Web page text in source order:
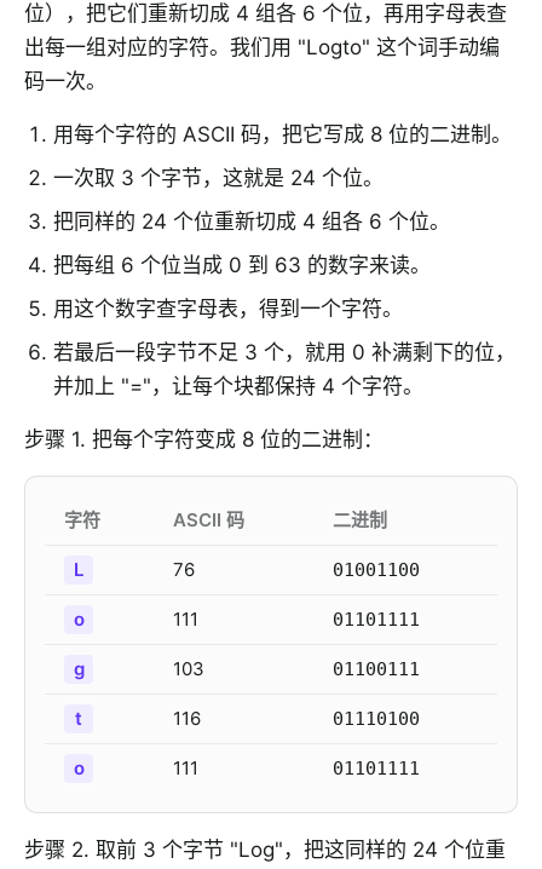
位），把它们重新切成 4 组各 6 个位，再用字母表查
出每一组对应的字符。我们用 "Logto" 这个词手动编
码一次。
用每个字符的 ASCII 码，把它写成 8 位的二进制。
一次取 3 个字节，这就是 24 个位。
把同样的 24 个位重新切成 4 组各 6 个位。
把每组 6 个位当成 0 到 63 的数字来读。
用这个数字查字母表，得到一个字符。
若最后一段字节不足 3 个，就用 0 补满剩下的位，
并加上 "="，让每个块都保持 4 个字符。
步骤 1. 把每个字符变成 8 位的二进制：
字符 ASCII 码 二进制
L 76 01001100
o 111 01101111
g 103 01100111
t 116 01110100
o 111 01101111
步骤 2. 取前 3 个字节 "Log"，把这同样的 24 个位重